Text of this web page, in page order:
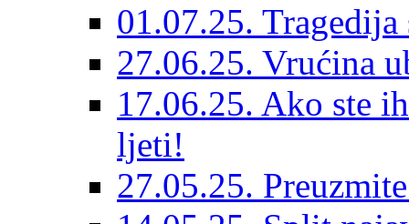
01.07.25.
27.06.25. Vrućina
17.06.25. Ako ste
ljeti!
27.05.25.